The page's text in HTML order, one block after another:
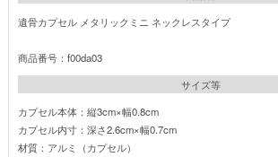
遺骨カプセル メタリックミニ ネックレスタイプ
商品番号：f00da03
サイズ等
カプセル本体：縦3cm×幅0.8cm
カプセル内寸：深さ2.6cm×幅0.7cm
材質：アルミ（カプセル）